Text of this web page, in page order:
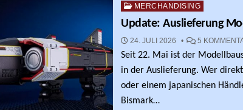
Posted in
MERCHANDISING
Update: Auslieferung
24. JULI 2026 5
Seit 22. Mai ist der
in der Auslieferung. Wer
oder einem japanischen
Bismark…